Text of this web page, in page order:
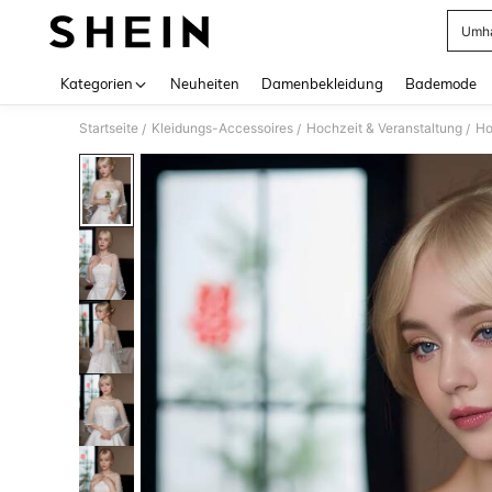
Kategorien Neuheiten Damenbekleidung Bademode
Startseite / Kleidungs-Accessoires / Hochzeit & Veranstaltung /